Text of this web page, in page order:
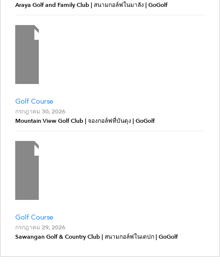
Araya Golf and Family Club | สนามกอล์ฟในมาลัง | GoGolf
Golf Course
กรกฎาคม 30, 2026
Mountain View Golf Club | จองกอล์ฟที่บันดุง | GoGolf
Golf Course
กรกฎาคม 29, 2026
Sawangan Golf & Country Club | สนามกอล์ฟในเดปก | GoGolf